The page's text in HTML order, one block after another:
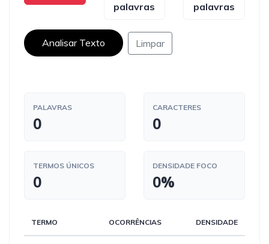
palavras
palavras
Analisar Texto Limpar
PALAVRAS
0
CARACTERES
0
TERMOS ÚNICOS
0
DENSIDADE FOCO
0%
TERMO OCORRÊNCIAS DENSIDADE